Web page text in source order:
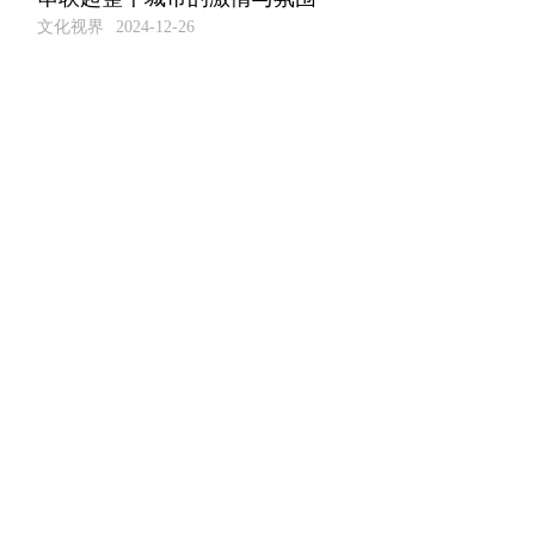
文化视界 2024-12-26